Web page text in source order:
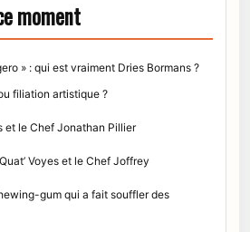
moment
» : qui est vraiment Dries Bormans ?
filiation artistique ?
et le Chef Jonathan Pillier
Voyes et le Chef Joffrey
gum qui a fait souffler des